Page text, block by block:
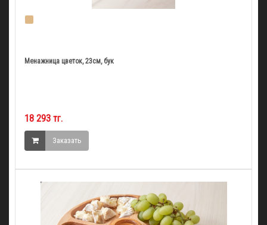
Менажница цветок, 23см, бук
18 293 тг.
Заказать